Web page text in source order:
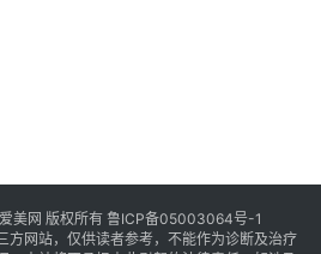
美网 版权所有 鲁ICP备05003064号-1
方网站，仅供读者参考，不能作为诊断及治疗